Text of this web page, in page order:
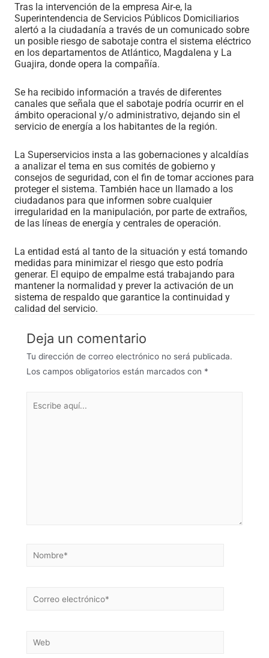
Tras la intervención de la empresa Air-e, la
Superintendencia de Servicios Públicos Domiciliarios
alertó a la ciudadanía a través de un comunicado sobre
un posible riesgo de sabotaje contra el sistema eléctrico
en los departamentos de Atlántico, Magdalena y La
Guajira, donde opera la compañía.
Se ha recibido información a través de diferentes
canales que señala que el sabotaje podría ocurrir en el
ámbito operacional y/o administrativo, dejando sin el
servicio de energía a los habitantes de la región.
La Superservicios insta a las gobernaciones y alcaldías
a analizar el tema en sus comités de gobierno y
consejos de seguridad, con el fin de tomar acciones para
proteger el sistema. También hace un llamado a los
ciudadanos para que informen sobre cualquier
irregularidad en la manipulación, por parte de extraños,
de las líneas de energía y centrales de operación.
La entidad está al tanto de la situación y está tomando
medidas para minimizar el riesgo que esto podría
generar. El equipo de empalme está trabajando para
mantener la normalidad y prever la activación de un
sistema de respaldo que garantice la continuidad y
calidad del servicio.
Deja un comentario
Tu dirección de correo electrónico no será publicada.
Los campos obligatorios están marcados con *